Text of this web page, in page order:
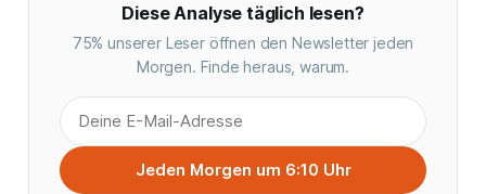
Diese Analyse täglich lesen?
75% unserer Leser öffnen den Newsletter jeden
Morgen. Finde heraus, warum.
Jeden Morgen um 6:10 Uhr